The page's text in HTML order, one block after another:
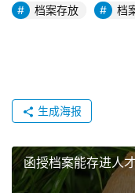
档案存放 档
生成海报
函授档案能存进人